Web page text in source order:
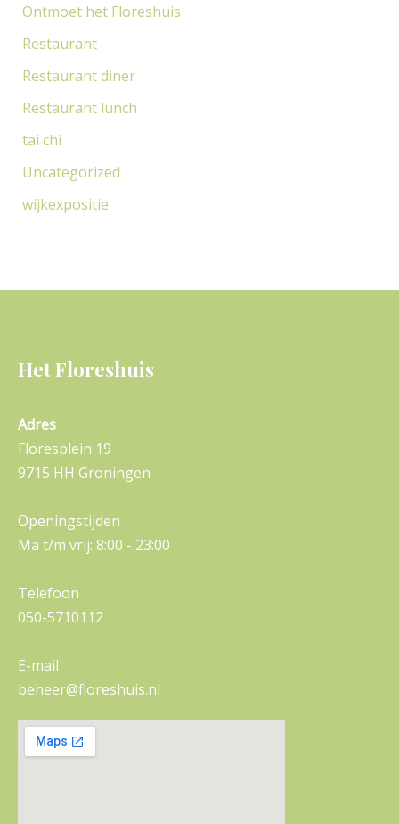
Ontmoet het Floreshuis
Restaurant
Restaurant diner
Restaurant lunch
tai chi
Uncategorized
wijkexpositie
Het Floreshuis
Adres
Floresplein 19
9715 HH Groningen
Openingstijden
Ma t/m vrij: 8:00 - 23:00
Telefoon
050-5710112
E-mail
beheer@floreshuis.nl